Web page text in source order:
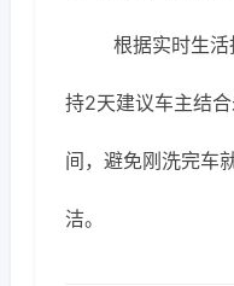
根据实时生
持2天建议车主结
间，避免刚洗完车
洁。